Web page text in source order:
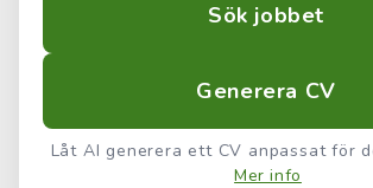
Sök jobbet
Generera CV
Låt AI generera ett CV anpassat för
Mer info